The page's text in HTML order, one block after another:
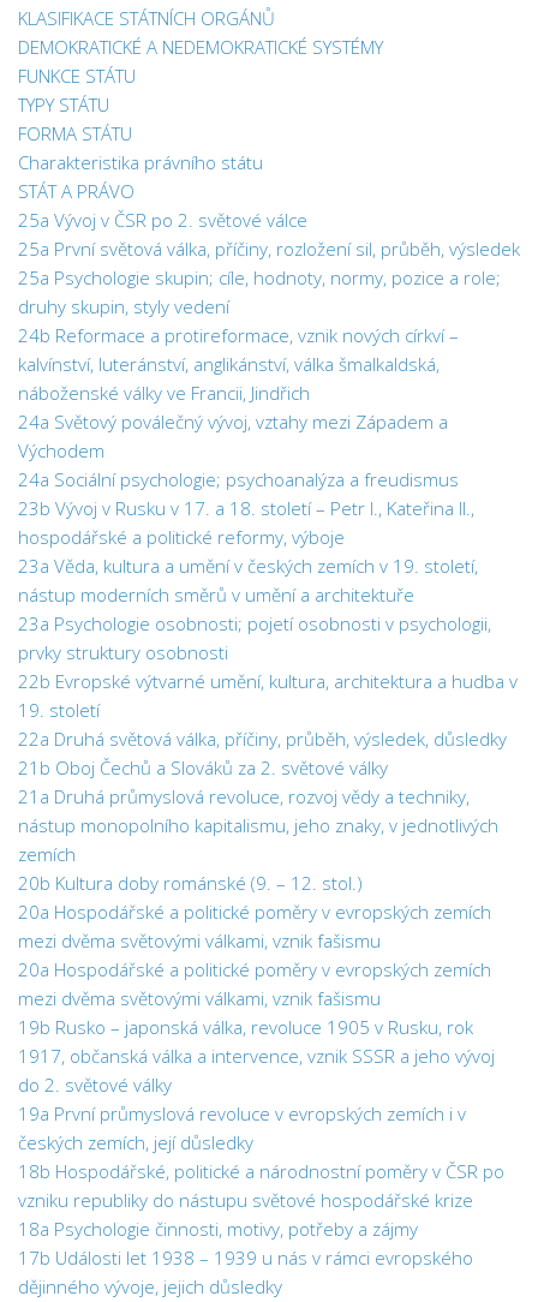
KLASIFIKACE STÁTNÍCH ORGÁNŮ
DEMOKRATICKÉ A NEDEMOKRATICKÉ SYSTÉMY
FUNKCE STÁTU
TYPY STÁTU
FORMA STÁTU
Charakteristika právního státu
STÁT A PRÁVO
25a Vývoj v ČSR po 2. světové válce
25a První světová válka, příčiny, rozložení sil, průběh, výsledek
25a Psychologie skupin; cíle, hodnoty, normy, pozice a role;
druhy skupin, styly vedení
24b Reformace a protireformace, vznik nových církví –
kalvínství, luteránství, anglikánství, válka šmalkaldská,
náboženské války ve Francii, Jindřich
24a Světový poválečný vývoj, vztahy mezi Západem a
Východem
24a Sociální psychologie; psychoanalýza a freudismus
23b Vývoj v Rusku v 17. a 18. století – Petr I., Kateřina II.,
hospodářské a politické reformy, výboje
23a Věda, kultura a umění v českých zemích v 19. století,
nástup moderních směrů v umění a architektuře
23a Psychologie osobnosti; pojetí osobnosti v psychologii,
prvky struktury osobnosti
22b Evropské výtvarné umění, kultura, architektura a hudba v
19. století
22a Druhá světová válka, příčiny, průběh, výsledek, důsledky
21b Oboj Čechů a Slováků za 2. světové války
21a Druhá průmyslová revoluce, rozvoj vědy a techniky,
nástup monopolního kapitalismu, jeho znaky, v jednotlivých
zemích
20b Kultura doby románské (9. – 12. stol.)
20a Hospodářské a politické poměry v evropských zemích
mezi dvěma světovými válkami, vznik fašismu
20a Hospodářské a politické poměry v evropských zemích
mezi dvěma světovými válkami, vznik fašismu
19b Rusko – japonská válka, revoluce 1905 v Rusku, rok
1917, občanská válka a intervence, vznik SSSR a jeho vývoj
do 2. světové války
19a První průmyslová revoluce v evropských zemích i v
českých zemích, její důsledky
18b Hospodářské, politické a národnostní poměry v ČSR po
vzniku republiky do nástupu světové hospodářské krize
18a Psychologie činnosti, motivy, potřeby a zájmy
17b Události let 1938 – 1939 u nás v rámci evropského
dějinného vývoje, jejich důsledky